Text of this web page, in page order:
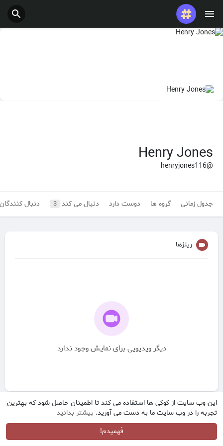
این وب سایت از کوکی ها استفاده می کند تا اطمینان حاصل شود که بهترین
تجربه را در وب سایت ما به دست می آورید. بیشتر بدانید
فهمیدم!
پست های محبوب
Henry Jones
@henryjones116
جدول زمانی گروه ها دوست دارد دنبال می کند 3 دنبال
ریلزها
دیگر ویدیویی برای نمایش وجود ندارد